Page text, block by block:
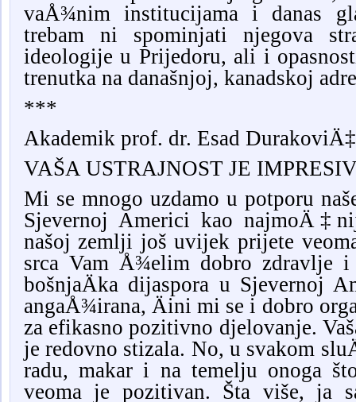
vaÅ¾nim institucijama i danas
trebam ni spominjati njegova
ideologije u Prijedoru, ali i
trenutka na današnjoj, kanadskoj
***
Akademik prof. dr. Esad DurakoviÄ‡
VAŠA USTRAJNOST JE
Mi se mnogo uzdamo u potporu
Sjevernoj Americi kao
našoj zemlji još uvijek prijete
srca Vam Å¾elim dobro zdravlje
bošnjaÄka dijaspora u Sjevernoj
angaÅ¾irana, Äini mi se i dobro
za efikasno pozitivno djelovanje.
je redovno stizala. No, u svakom
radu, makar i na temelju onoga
veoma je pozitivan. Šta više, ja